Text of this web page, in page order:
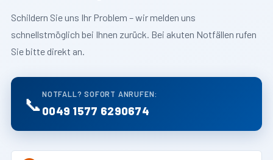
Schildern Sie uns Ihr Problem – wir melden uns
schnellstmöglich bei Ihnen zurück. Bei akuten Notfällen rufen
Sie bitte direkt an.
📞 NOTFALL? SOFORT ANRUFEN:
0049 1577 6290674